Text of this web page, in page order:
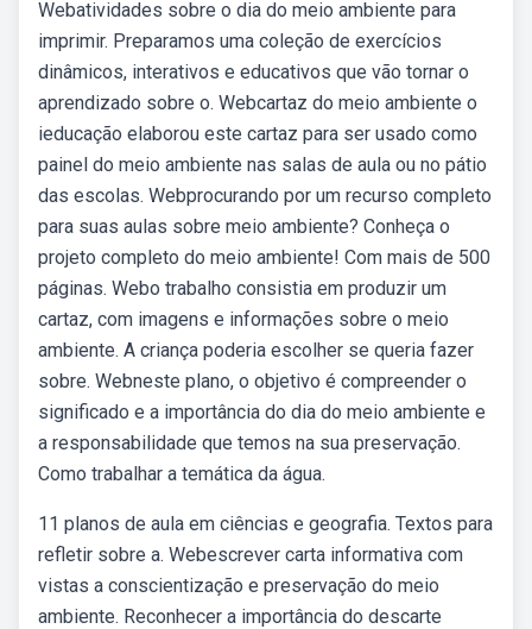
Webatividades sobre o dia do meio ambiente para
imprimir. Preparamos uma coleção de exercícios
dinâmicos, interativos e educativos que vão tornar o
aprendizado sobre o. Webcartaz do meio ambiente o
ieducação elaborou este cartaz para ser usado como
painel do meio ambiente nas salas de aula ou no pátio
das escolas. Webprocurando por um recurso completo
para suas aulas sobre meio ambiente? Conheça o
projeto completo do meio ambiente! Com mais de 500
páginas. Webo trabalho consistia em produzir um
cartaz, com imagens e informações sobre o meio
ambiente. A criança poderia escolher se queria fazer
sobre. Webneste plano, o objetivo é compreender o
significado e a importância do dia do meio ambiente e
a responsabilidade que temos na sua preservação.
Como trabalhar a temática da água.
11 planos de aula em ciências e geografia. Textos para
refletir sobre a. Webescrever carta informativa com
vistas a conscientização e preservação do meio
ambiente. Reconhecer a importância do descarte